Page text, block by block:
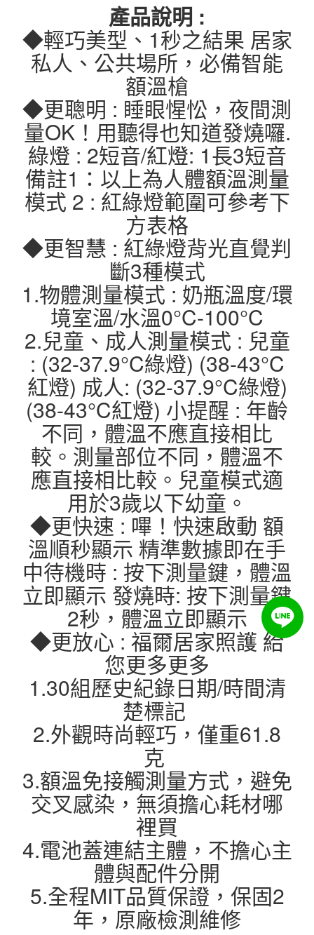
產品說明 :
◆輕巧美型、1秒之結果 居家
私人、公共場所，必備智能
額溫槍
◆更聰明 : 睡眼惺忪，夜間測
量OK！用聽得也知道發燒囉.
綠燈 : 2短音/紅燈: 1長3短音
備註1：以上為人體額溫測量
模式 2 : 紅綠燈範圍可參考下
方表格
◆更智慧 : 紅綠燈背光直覺判
斷3種模式
1.物體測量模式 : 奶瓶溫度/環
境室溫/水溫0°C-100°C
2.兒童、成人測量模式 : 兒童
: (32-37.9°C綠燈) (38-43°C
紅燈) 成人: (32-37.9°C綠燈)
(38-43°C紅燈) 小提醒 : 年齡
不同，體溫不應直接相比
較。測量部位不同，體溫不
應直接相比較。兒童模式適
用於3歲以下幼童。
◆更快速 : 嗶！快速啟動 額
溫順秒顯示 精準數據即在手
中待機時 : 按下測量鍵，體溫
立即顯示 發燒時: 按下測量鍵
2秒，體溫立即顯示
◆更放心 : 福爾居家照護 給
您更多更多
1.30組歷史紀錄日期/時間清
楚標記
2.外觀時尚輕巧，僅重61.8
克
3.額溫免接觸測量方式，避免
交叉感染，無須擔心耗材哪
裡買
4.電池蓋連結主體，不擔心主
體與配件分開
5.全程MIT品質保證，保固2
年，原廠檢測維修